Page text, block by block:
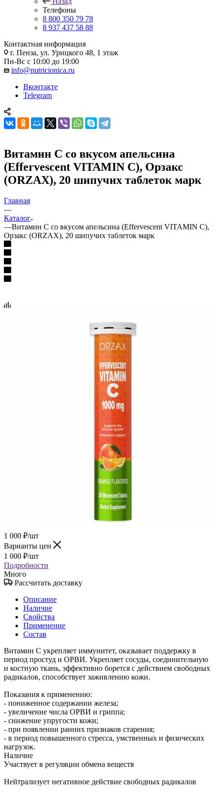
Телефоны
8 800 350 79 78
8 937 437 58 88
Контактная информация
г. Пенза, ул. Урицкого 48, 1 этаж
Пн-Вс с 10:00 до 19:00
info@nutricionica.ru
Вконтакте
Telegram
Витамин С со вкусом апельсина
(Effervescent VITAMIN C), Орзакс
(ORZAX), 20 шипучих таблеток марк
Главная
—
Каталог
—Витамин С со вкусом апельсина (Effervescent VITAMIN C),
Орзакс (ORZAX), 20 шипучих таблеток марк
1 000 ₽/шт
Варианты цен
1 000 ₽/шт
Подробности
Много
Рассчитать доставку
Описание
Наличие
Свойства
Применение
Состав
Витамин С укрепляет иммунитет, оказывает поддержку в
период простуд и ОРВИ. Укрепляет сосуды, соединительную
и костную ткань, эффективно борется с действием свободных
радикалов, способствует заживлению кожи.
Показания к применению:
- пониженное содержании железа;
- увеличение числа ОРВИ и гриппа;
- снижение упругости кожи;
- при появлении ранних признаков старения;
- в период повышенного стресса, умственных и физических
нагрузок.
Наличие
Участвует в регуляции обмена веществ
Нейтрализует негативное действие свободных радикалов